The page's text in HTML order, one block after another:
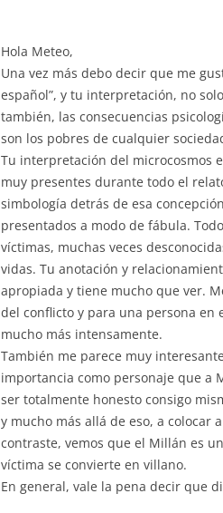
Hola Meteo,
Una vez más debo decir que me
español”, y tu interpretación, no
también, las consecuencias
son los pobres de cualquier
Tu interpretación del microcosmos
muy presentes durante todo el
simbología detrás de esa
presentados a modo de fábula.
víctimas, muchas veces
vidas. Tu anotación y
apropiada y tiene mucho que ver.
del conflicto y para una persona en
mucho más intensamente.
También me parece muy
importancia como personaje que a
ser totalmente honesto consigo
y mucho más allá de eso, a colocar
contraste, vemos que el Millán es
víctima se convierte en villano.
En general, vale la pena decir que